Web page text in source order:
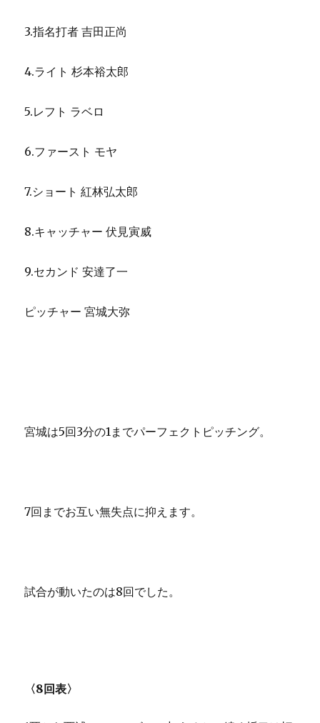
3.指名打者 吉田正尚
4.ライト 杉本裕太郎
5.レフト ラベロ
6.ファースト モヤ
7.ショート 紅林弘太郎
8.キャッチャー 伏見寅威
9.セカンド 安達了一
ピッチャー 宮城大弥
宮城は5回3分の1までパーフェクトピッチング。
7回までお互い無失点に抑えます。
試合が動いたのは8回でした。
〈8回表〉